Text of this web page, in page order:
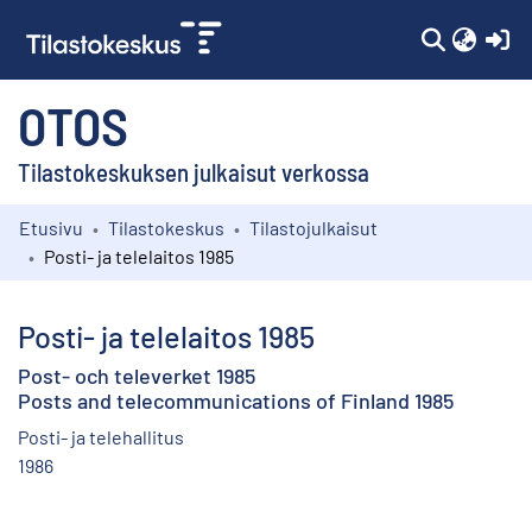
OTOS
Tilastokeskuksen julkaisut verkossa
Kokoelmat
Etusivu Tilastokeskus
Tilastojulkaisut
Posti- ja telelaitos 1985
Posti- ja telelaitos 1985
Post- och televerket 1985
Posts and telecommunications of Finland 1985
Posti- ja telehallitus
1986